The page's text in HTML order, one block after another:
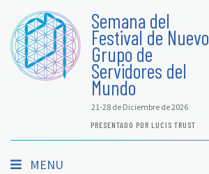
Semana del
Festival de Nuevo
Grupo de
Servidores del
Mundo
21-28 de Diciembre de 2026
PRESENTADO POR LUCIS TRUST
MENU